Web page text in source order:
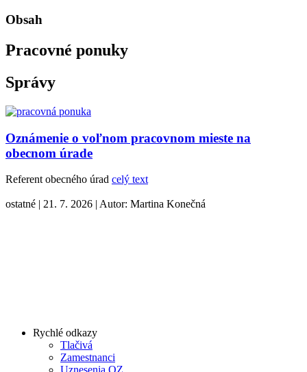
Obsah
Pracovné ponuky
Správy
Oznámenie o voľnom pracovnom mieste na
obecnom úrade
Referent obecného úrad celý text
ostatné | 21. 7. 2026 | Autor: Martina Konečná
Rychlé odkazy
Tlačivá
Zamestnanci